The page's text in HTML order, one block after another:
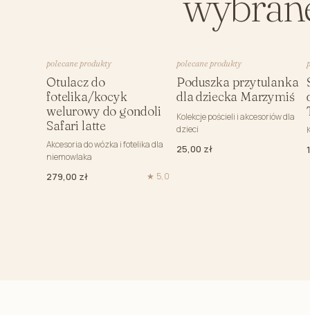
Prześcieradło do łóżeczka
Prześcieradła do dostawki
Prześcieradło do kosza mojżesza
Podkład ochronny na materac
Poduszki
Poduszka starszaka do pościeli
polecane produkty
Otulacz do
fotelika/kocyk
welurowy do gondoli
Safari latte
Akcesoria do wózka i fotelika dla
niemowlaka
279,00 zł ★ 5,0
polecane produkty
Poduszka przytulanka
dla dziecka Marzymiś
Kolekcje pościeli i akcesoriów dla
dzieci
25,00 zł